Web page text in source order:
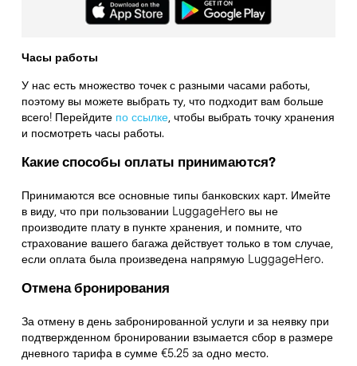
Часы работы
У нас есть множество точек с разными часами работы,
поэтому вы можете выбрать ту, что подходит вам больше
всего! Перейдите по ссылке, чтобы выбрать точку хранения
и посмотреть часы работы.
Какие способы оплаты принимаются?
Принимаются все основные типы банковских карт. Имейте
в виду, что при пользовании LuggageHero вы не
производите плату в пункте хранения, и помните, что
страхование вашего багажа действует только в том случае,
если оплата была произведена напрямую LuggageHero.
Отмена бронирования
За отмену в день забронированной услуги и за неявку при
подтвержденном бронировании взымается сбор в размере
дневного тарифа в сумме €5.25 за одно место.